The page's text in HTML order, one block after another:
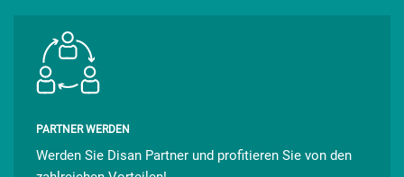
PARTNER WERDEN
Werden Sie Disan Partner und profitieren Sie von den